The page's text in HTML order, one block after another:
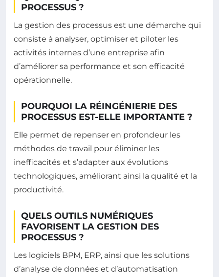
PROCESSUS ?
La gestion des processus est une démarche qui
consiste à analyser, optimiser et piloter les
activités internes d’une entreprise afin
d’améliorer sa performance et son efficacité
opérationnelle.
POURQUOI LA RÉINGÉNIERIE DES
PROCESSUS EST-ELLE IMPORTANTE ?
Elle permet de repenser en profondeur les
méthodes de travail pour éliminer les
inefficacités et s’adapter aux évolutions
technologiques, améliorant ainsi la qualité et la
productivité.
QUELS OUTILS NUMÉRIQUES
FAVORISENT LA GESTION DES
PROCESSUS ?
Les logiciels BPM, ERP, ainsi que les solutions
d’analyse de données et d’automatisation